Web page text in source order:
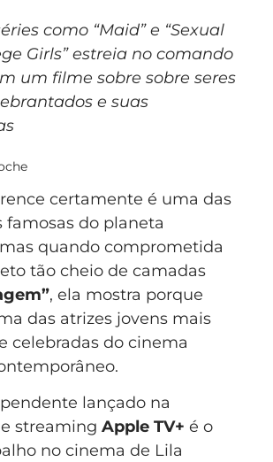
como “Maid” e “Sexual
Girls” estreia no comando
um filme sobre sobre seres
e suas
certamente é uma das
famosas do planeta
quando comprometida
tão cheio de camadas
, ela mostra porque
das atrizes jovens mais
celebradas do cinema
lançado na
streamingApple TV+é o
no cinema de Lila